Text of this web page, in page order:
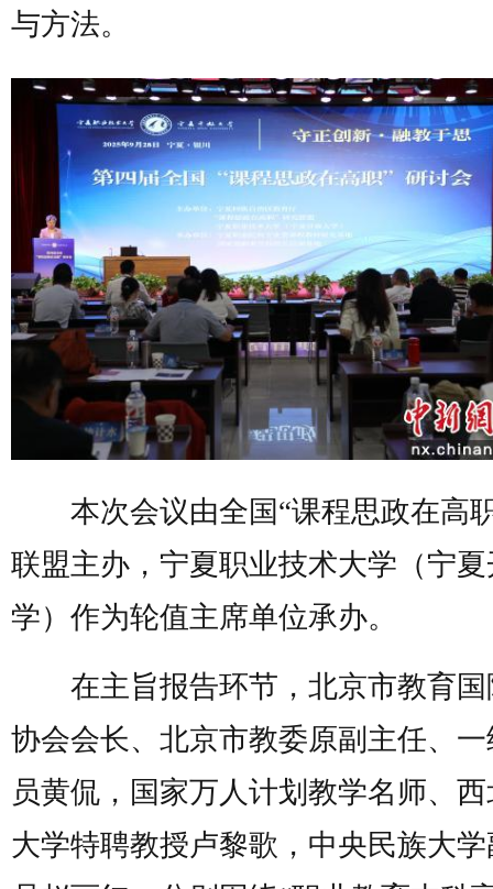
与方法。
本次会议由全国“课程思政在高
联盟主办，宁夏职业技术大学（宁
学）作为轮值主席单位承办。
在主旨报告环节，北京市教育国
协会会长、北京市教委原副主任、
员黄侃，国家万人计划教学名师、
大学特聘教授卢黎歌，中央民族大